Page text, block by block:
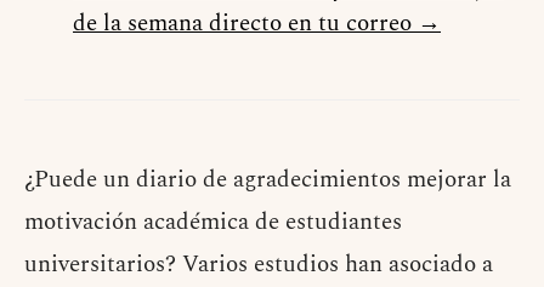
de la semana directo en tu correo →
¿Puede un diario de agradecimientos mejorar la
motivación académica de estudiantes
universitarios? Varios estudios han asociado a